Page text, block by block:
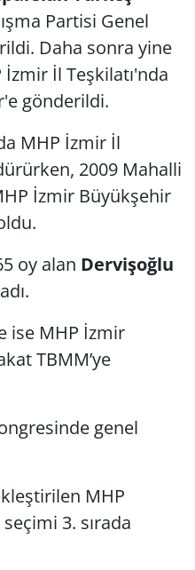
Partisi Genel
Daha sonra yine
İl Teşkilatı'nda
gönderildi.
MHP İzmir İl
2009 Mahalli
İzmir Büyükşehir
oy alan Dervişoğlu
ise MHP İzmir
TBMM’ye
genel
MHP
3. sırada